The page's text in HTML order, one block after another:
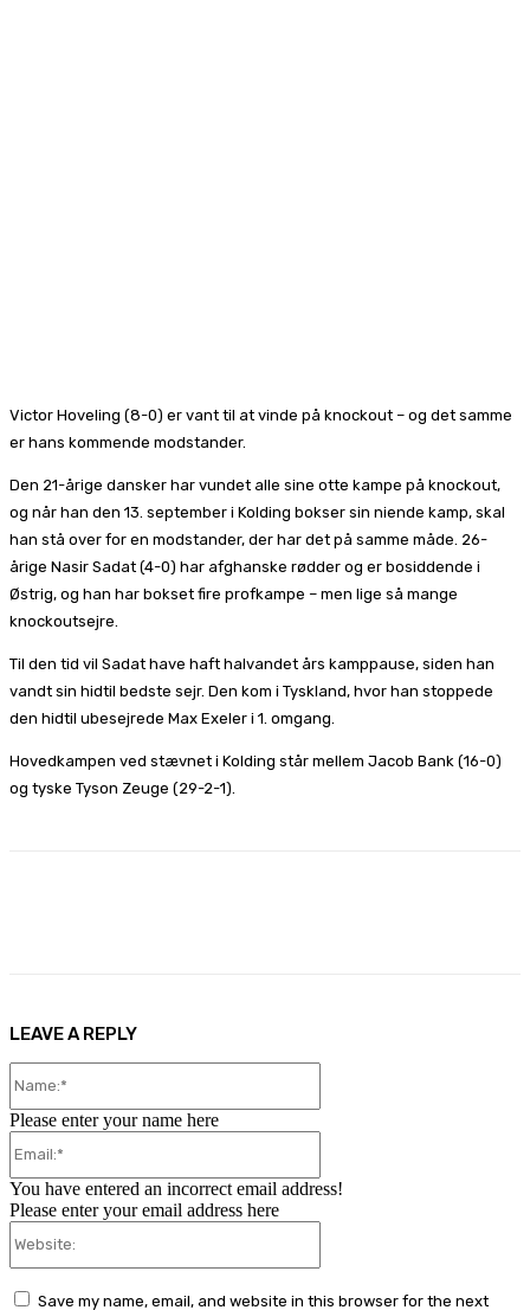
Victor Hoveling (8-0) er vant til at vinde på knockout – og det samme
er hans kommende modstander.
Den 21-årige dansker har vundet alle sine otte kampe på knockout,
og når han den 13. september i Kolding bokser sin niende kamp, skal
han stå over for en modstander, der har det på samme måde. 26-
årige Nasir Sadat (4-0) har afghanske rødder og er bosiddende i
Østrig, og han har bokset fire profkampe – men lige så mange
knockoutsejre.
Til den tid vil Sadat have haft halvandet års kamppause, siden han
vandt sin hidtil bedste sejr. Den kom i Tyskland, hvor han stoppede
den hidtil ubesejrede Max Exeler i 1. omgang.
Hovedkampen ved stævnet i Kolding står mellem Jacob Bank (16-0)
og tyske Tyson Zeuge (29-2-1).
LEAVE A REPLY
Please enter your name here
You have entered an incorrect email address!
Please enter your email address here
Save my name, email, and website in this browser for the next